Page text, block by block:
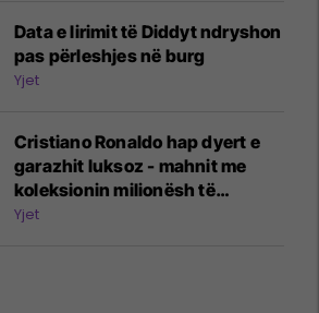
Data e lirimit të Diddyt ndryshon
pas përleshjes në burg
Yjet
Cristiano Ronaldo hap dyert e
garazhit luksoz - mahnit me
koleksionin milionësh të
veturave
Yjet